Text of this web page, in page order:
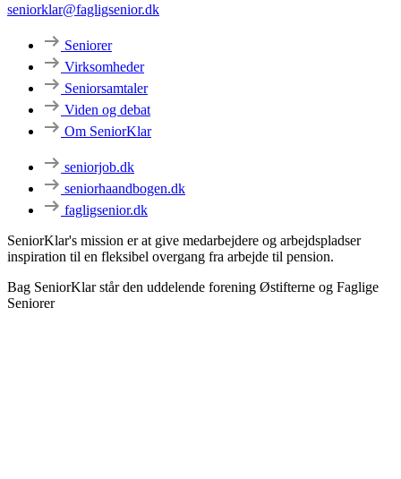
seniorklar@fagligsenior.dk
Seniorer
Virksomheder
Seniorsamtaler
Viden og debat
Om SeniorKlar
seniorjob.dk
seniorhaandbogen.dk
fagligsenior.dk
SeniorKlar's mission er at give medarbejdere og arbejdspladser
inspiration til en fleksibel overgang fra arbejde til pension.
Bag SeniorKlar står den uddelende forening Østifterne og Faglige
Seniorer